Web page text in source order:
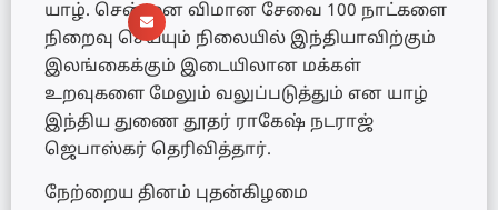
யாழ். சென்னை விமான சேவை 100 நாட்களை
நிறைவு செய்யும் நிலையில் இந்தியாவிற்கும்
இலங்கைக்கும் இடையிலான மக்கள்
உறவுகளை மேலும் வலுப்படுத்தும் என யாழ்
இந்திய துணை தூதர் ராகேஷ் நடராஜ்
ஜெபாஸ்கர் தெரிவித்தார்.
நேற்றைய தினம் புதன்கிழமை